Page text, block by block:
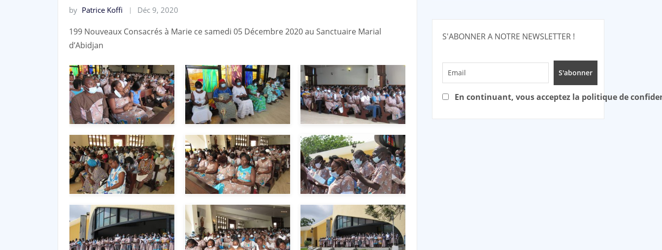
by Patrice Koffi Déc 9, 2020
199 Nouveaux Consacrés à Marie ce samedi 05 Décembre 2020 au Sanctuaire Marial
d’Abidjan
S'ABONNER A NOTRE NEWSLETTER !
En continuant, vous acceptez la politique de